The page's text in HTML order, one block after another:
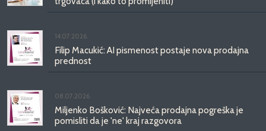
14.07.2026.
Filip Macukić: AI pismenost postaje nova prodajna
prednost
08.07.2026.
Miljenko Bošković: Najveća prodajna pogreška je
pomisliti da je 'ne' kraj razgovora